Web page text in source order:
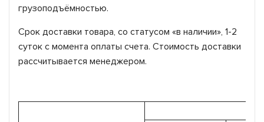
грузоподъёмностью.
Срок доставки товара, со статусом «в наличии», 1-2
суток с момента оплаты счета. Стоимость доставки
рассчитывается менеджером.